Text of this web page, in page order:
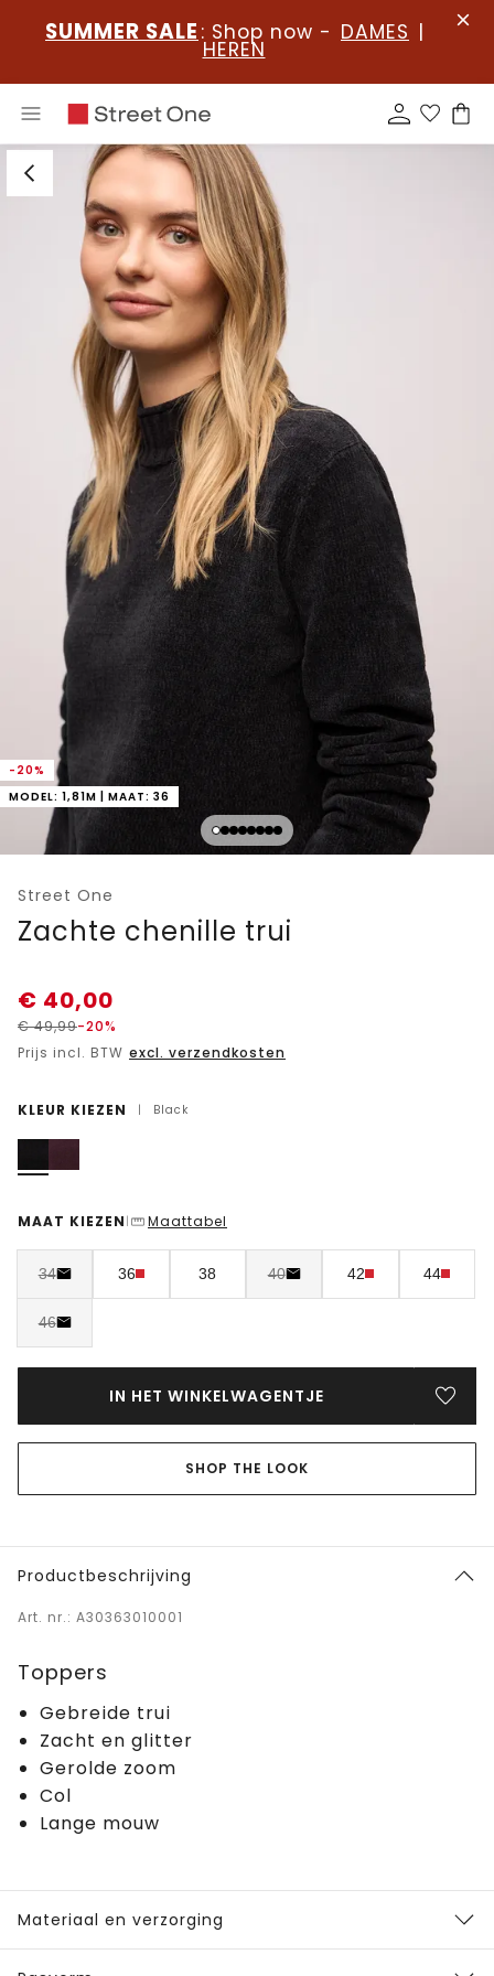
SUMMER SALE : Shop now - DAMES |
HEREN
-20%
MODEL: 1,81M | MAAT: 36
Street One
Zachte chenille trui
€ 40,00
€49,99-20%
Prijs incl. BTW excl. verzendkosten
KLEUR KIEZEN | Black
MAAT KIEZEN | Maattabel
34 36 38 40 42 44
46
IN HET WINKELWAGENTJE
SHOP THE LOOK
Productbeschrijving
Art. nr.: A30363010001
Toppers
Gebreide trui
Zacht en glitter
Gerolde zoom
Col
Lange mouw
Materiaal en verzorging